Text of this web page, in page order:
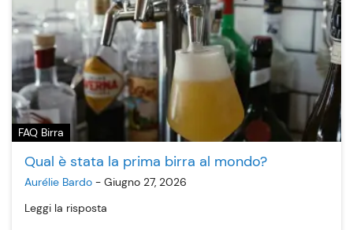
FAQ Birra
Qual è stata la prima birra al mondo?
Aurélie Bardo - Giugno 27, 2026
Leggi la risposta